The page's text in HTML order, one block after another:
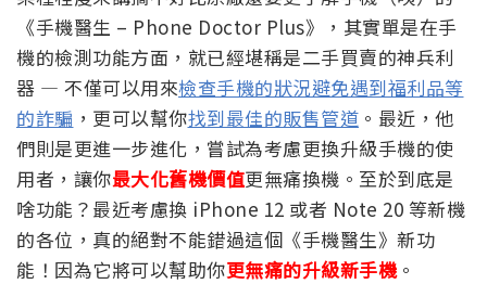
《手機醫生 – Phone Doctor Plus》，其實單是在手
機的檢測功能方面，就已經堪稱是二手買賣的神兵利
器 — 不僅可以用來檢查手機的狀況避免遇到福利品等
的詐騙 ，更可以幫你找到最佳的販售管道 。最近，他
們則是更進一步進化，嘗試為考慮更換升級手機的使
用者，讓你最大化舊機價值更無痛換機。至於到底是
啥功能？最近考慮換 iPhone 12 或者 Note 20 等新機
的各位，真的絕對不能錯過這個《手機醫生》新功
能！因為它將可以幫助你更無痛的升級新手機。